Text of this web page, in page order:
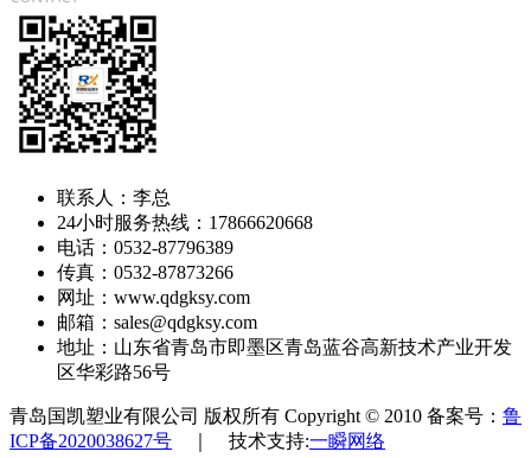
联系人：李总
24小时服务热线：17866620668
电话：0532-87796389
传真：0532-87873266
网址：www.qdgksy.com
邮箱：sales@qdgksy.com
地址：山东省青岛市即墨区青岛蓝谷高新技术产业开发
区华彩路56号
青岛国凯塑业有限公司 版权所有 Copyright © 2010 备案号： 鲁
ICP备2020038627号 ｜ 技术支持:一瞬网络